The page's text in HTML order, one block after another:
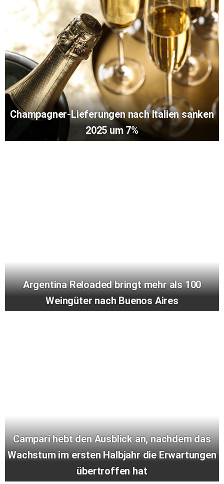
Champagner-Lieferungen nach Italien sanken
2025 um 7%
Argentina Reloaded bringt mehr als 100
Weingüter nach Buenos Aires
Campari hebt den Ausblick an, nachdem das
Wachstum im ersten Halbjahr die Erwartungen
übertroffen hat